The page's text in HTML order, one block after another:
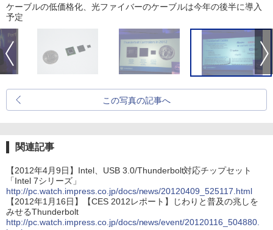
ケーブルの低価格化、光ファイバーのケーブルは今年の後半に導入
予定
この写真の記事へ
関連記事
【2012年4月9日】Intel、USB 3.0/Thunderbolt対応チップセット
「Intel 7シリーズ」
http://pc.watch.impress.co.jp/docs/news/20120409_525117.html
【2012年1月16日】【CES 2012レポート】じわりと普及の兆しを
みせるThunderbolt
http://pc.watch.impress.co.jp/docs/news/event/20120116_504880.